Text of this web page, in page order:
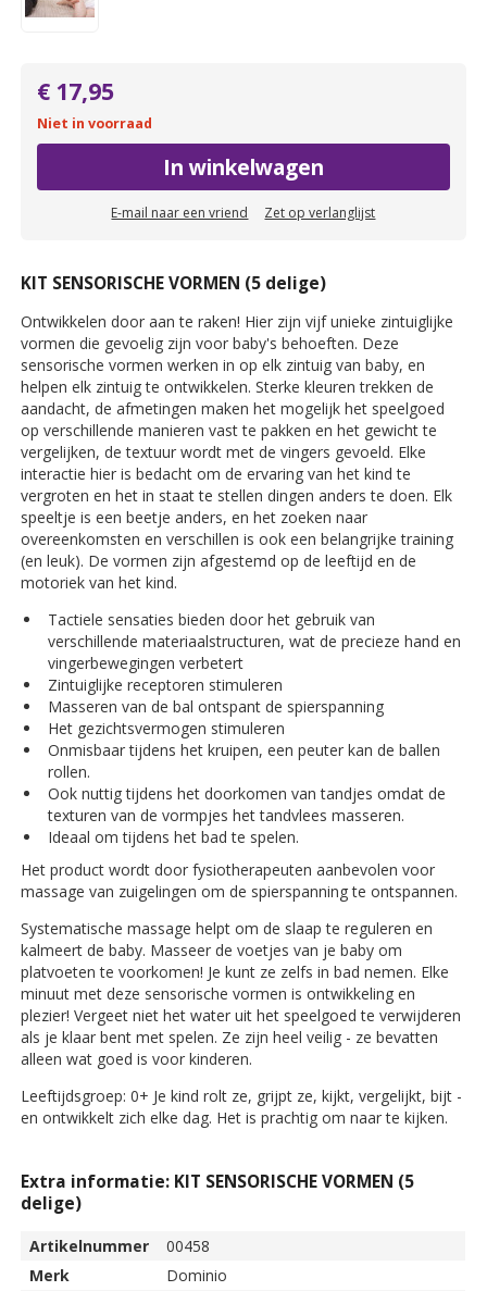
€ 17,95
Niet in voorraad
In winkelwagen
E-mail naar een vriend Zet op verlanglijst
KIT SENSORISCHE VORMEN (5 delige)
Ontwikkelen door aan te raken! Hier zijn vijf unieke zintuiglijke
vormen die gevoelig zijn voor baby's behoeften. Deze
sensorische vormen werken in op elk zintuig van baby, en
helpen elk zintuig te ontwikkelen. Sterke kleuren trekken de
aandacht, de afmetingen maken het mogelijk het speelgoed
op verschillende manieren vast te pakken en het gewicht te
vergelijken, de textuur wordt met de vingers gevoeld. Elke
interactie hier is bedacht om de ervaring van het kind te
vergroten en het in staat te stellen dingen anders te doen. Elk
speeltje is een beetje anders, en het zoeken naar
overeenkomsten en verschillen is ook een belangrijke training
(en leuk). De vormen zijn afgestemd op de leeftijd en de
motoriek van het kind.
Tactiele sensaties bieden door het gebruik van
verschillende materiaalstructuren, wat de precieze hand en
vingerbewegingen verbetert
Zintuiglijke receptoren stimuleren
Masseren van de bal ontspant de spierspanning
Het gezichtsvermogen stimuleren
Onmisbaar tijdens het kruipen, een peuter kan de ballen
rollen.
Ook nuttig tijdens het doorkomen van tandjes omdat de
texturen van de vormpjes het tandvlees masseren.
Ideaal om tijdens het bad te spelen.
Het product wordt door fysiotherapeuten aanbevolen voor
massage van zuigelingen om de spierspanning te ontspannen.
Systematische massage helpt om de slaap te reguleren en
kalmeert de baby. Masseer de voetjes van je baby om
platvoeten te voorkomen! Je kunt ze zelfs in bad nemen. Elke
minuut met deze sensorische vormen is ontwikkeling en
plezier! Vergeet niet het water uit het speelgoed te verwijderen
als je klaar bent met spelen. Ze zijn heel veilig - ze bevatten
alleen wat goed is voor kinderen.
Leeftijdsgroep: 0+ Je kind rolt ze, grijpt ze, kijkt, vergelijkt, bijt -
en ontwikkelt zich elke dag. Het is prachtig om naar te kijken.
Extra informatie: KIT SENSORISCHE VORMEN (5
delige)
Artikelnummer
00458
Merk
Dominio